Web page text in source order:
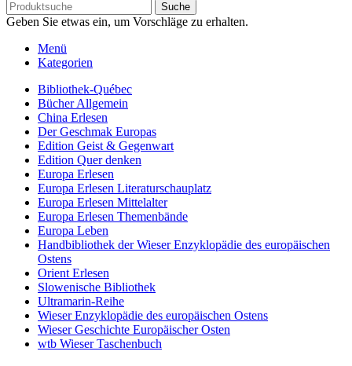
Suche
Geben Sie etwas ein, um Vorschläge zu erhalten.
Menü
Kategorien
Bibliothek-Québec
Bücher Allgemein
China Erlesen
Der Geschmak Europas
Edition Geist & Gegenwart
Edition Quer denken
Europa Erlesen
Europa Erlesen Literaturschauplatz
Europa Erlesen Mittelalter
Europa Erlesen Themenbände
Europa Leben
Handbibliothek der Wieser Enzyklopädie des europäischen
Ostens
Orient Erlesen
Slowenische Bibliothek
Ultramarin-Reihe
Wieser Enzyklopädie des europäischen Ostens
Wieser Geschichte Europäischer Osten
wtb Wieser Taschenbuch